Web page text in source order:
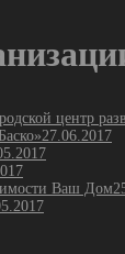
центр
27.06.2017
Ваш Дом